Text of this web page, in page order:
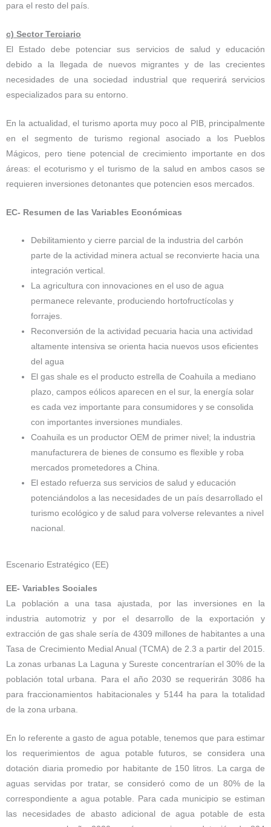
para el resto del país.
c) Sector Terciario
El Estado debe potenciar sus servicios de salud y educación
debido a la llegada de nuevos migrantes y de las crecientes
necesidades de una sociedad industrial que requerirá servicios
especializados para su entorno.
En la actualidad, el turismo aporta muy poco al PIB, principalmente
en el segmento de turismo regional asociado a los Pueblos
Mágicos, pero tiene potencial de crecimiento importante en dos
áreas: el ecoturismo y el turismo de la salud en ambos casos se
requieren inversiones detonantes que potencien esos mercados.
EC- Resumen de las Variables Económicas
Debilitamiento y cierre parcial de la industria del carbón
parte de la actividad minera actual se reconvierte hacia una
integración vertical.
La agricultura con innovaciones en el uso de agua
permanece relevante, produciendo hortofructícolas y
forrajes.
Reconversión de la actividad pecuaria hacia una actividad
altamente intensiva se orienta hacia nuevos usos eficientes
del agua
El gas shale es el producto estrella de Coahuila a mediano
plazo, campos eólicos aparecen en el sur, la energía solar
es cada vez importante para consumidores y se consolida
con importantes inversiones mundiales.
Coahuila es un productor OEM de primer nivel; la industria
manufacturera de bienes de consumo es flexible y roba
mercados prometedores a China.
El estado refuerza sus servicios de salud y educación
potenciándolos a las necesidades de un país desarrollado el
turismo ecológico y de salud para volverse relevantes a nivel
nacional.
Escenario Estratégico (EE)
EE- Variables Sociales
La población a una tasa ajustada, por las inversiones en la
industria automotriz y por el desarrollo de la exportación y
extracción de gas shale sería de 4309 millones de habitantes a una
Tasa de Crecimiento Medial Anual (TCMA) de 2.3 a partir del 2015.
La zonas urbanas La Laguna y Sureste concentrarían el 30% de la
población total urbana. Para el año 2030 se requerirán 3086 ha
para fraccionamientos habitacionales y 5144 ha para la totalidad
de la zona urbana.
En lo referente a gasto de agua potable, tenemos que para estimar
los requerimientos de agua potable futuros, se considera una
dotación diaria promedio por habitante de 150 litros. La carga de
aguas servidas por tratar, se consideró como de un 80% de la
correspondiente a agua potable. Para cada municipio se estiman
las necesidades de abasto adicional de agua potable de esta